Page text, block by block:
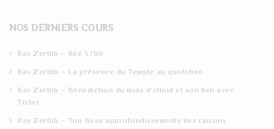
c
NOS DERNIERS COURS
Rav Zerbib – Réé 5786
Rav Zerbib – La présence du Temple au quotidien
Rav Zerbib – Bénédiction du mois d’elloul et son lien avec
Tishri
Rav Zerbib – Tou Beav approfondissements des raisons